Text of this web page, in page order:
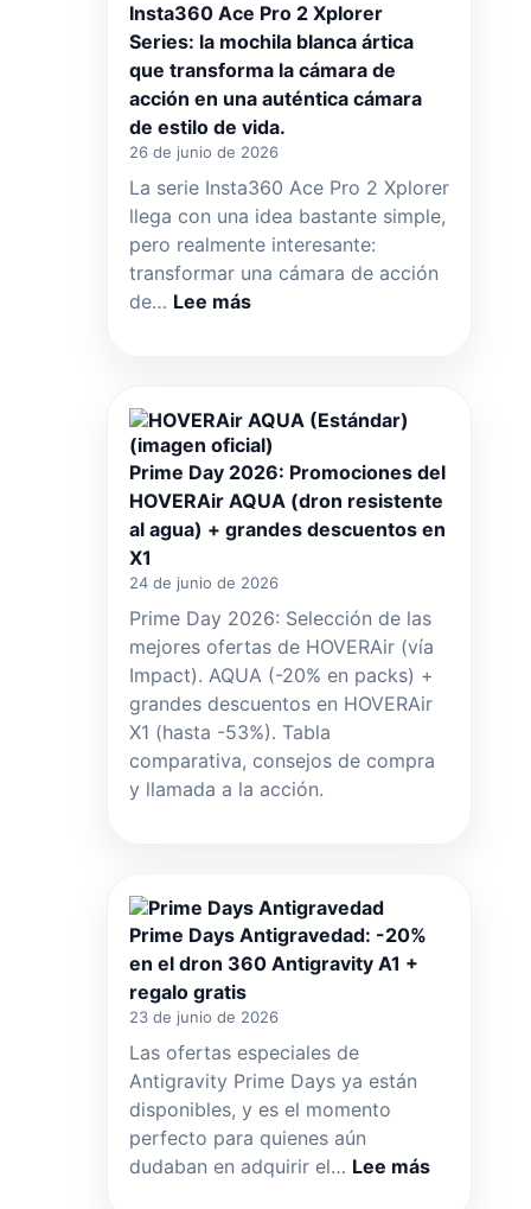
Insta360 Ace Pro 2 Xplorer
Series: la mochila blanca ártica
que transforma la cámara de
acción en una auténtica cámara
de estilo de vida.
26 de junio de 2026
La serie Insta360 Ace Pro 2 Xplorer
llega con una idea bastante simple,
pero realmente interesante:
transformar una cámara de acción
de… Lee más:
Xplorer
Series:
la
mochila
blanca
que
la
cámara
de
acción
en
una
auténtica
cámara
vida.
Prime Day 2026: Promociones del
HOVERAir AQUA (dron resistente
al agua) + grandes descuentos en
X1
24 de junio de 2026
Prime Day 2026: Selección de las
mejores ofertas de HOVERAir (vía
Impact). AQUA (-20% en packs) +
grandes descuentos en HOVERAir
X1 (hasta -53%). Tabla
comparativa, consejos de compra
y llamada a la acción.
Prime Days Antigravedad: -20%
en el dron 360 Antigravity A1 +
regalo gratis
23 de junio de 2026
Las ofertas especiales de
Antigravity Prime Days ya están
disponibles, y es el momento
perfecto para quienes aún
dudaban en adquirir el… Lee más: